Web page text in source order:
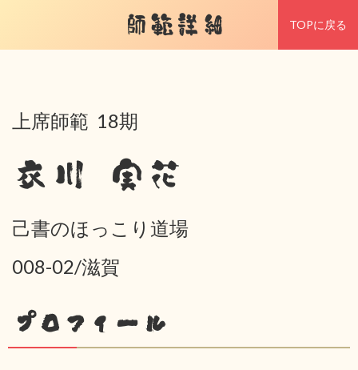
師範詳細 TOPに戻る
上席師範 18期
衣川 実花
己書のほっこり道場
008-02/滋賀
プロフィール